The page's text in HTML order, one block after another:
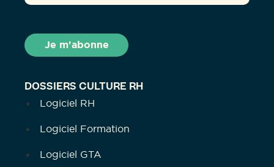
DOSSIERS CULTURE RH
Logiciel RH
Logiciel Formation
Logiciel GTA